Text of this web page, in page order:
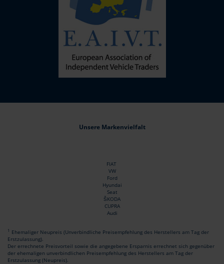
Unsere Markenvielfalt
FIAT
VW
Ford
Hyundai
Seat
ŠKODA
CUPRA
Audi
1 Ehemaliger Neupreis (Unverbindliche Preisempfehlung des Herstellers am Tag der
Erstzulassung).
Der errechnete Preisvorteil sowie die angegebene Ersparnis errechnet sich gegenüber
der ehemaligen unverbindlichen Preisempfehlung des Herstellers am Tag der
Erstzulassung (Neupreis).